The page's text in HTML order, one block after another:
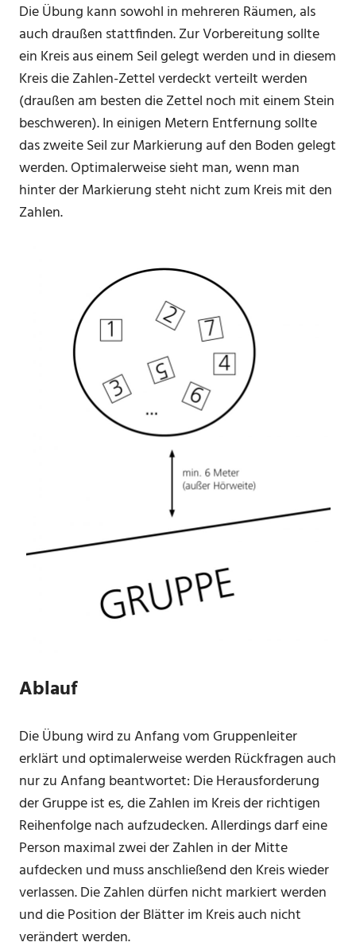
Die Übung kann sowohl in mehreren Räumen, als
auch draußen stattfinden. Zur Vorbereitung sollte
ein Kreis aus einem Seil gelegt werden und in diesem
Kreis die Zahlen-Zettel verdeckt verteilt werden
(draußen am besten die Zettel noch mit einem Stein
beschweren). In einigen Metern Entfernung sollte
das zweite Seil zur Markierung auf den Boden gelegt
werden. Optimalerweise sieht man, wenn man
hinter der Markierung steht nicht zum Kreis mit den
Zahlen.
Ablauf
Die Übung wird zu Anfang vom Gruppenleiter
erklärt und optimalerweise werden Rückfragen auch
nur zu Anfang beantwortet: Die Herausforderung
der Gruppe ist es, die Zahlen im Kreis der richtigen
Reihenfolge nach aufzudecken. Allerdings darf eine
Person maximal zwei der Zahlen in der Mitte
aufdecken und muss anschließend den Kreis wieder
verlassen. Die Zahlen dürfen nicht markiert werden
und die Position der Blätter im Kreis auch nicht
verändert werden.